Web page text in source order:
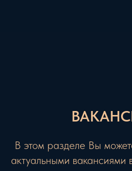
В этом разделе Вы
актуальными